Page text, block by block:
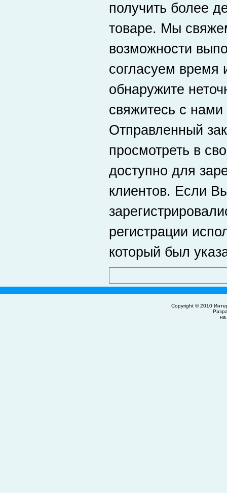
получить более
товаре. Мы
возможности
согласуем время
обнаружите
свяжитесь с
Отправленный
просмотреть в
доступно для
клиентов. Если
регистрации
который был
Copyright © 2010
на